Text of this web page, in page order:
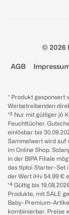
© 2026
AGB
* Produkt gesponsert
Werbetreibenden
*³ Nur mit gültiger jö
Feuchttücher.
einlösbar bis
Sammelwert wird auf
im Online Shop.
in der BIPA Filiale
das tiptoi Starter-Set
der Wert iHv 54.99 €
*⁴ Gültig bis
Produkte, mit SALE
Baby-Premium-
kombinierbar. Preise